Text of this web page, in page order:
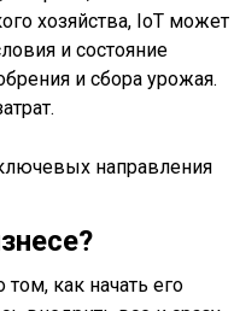
хозяйства, IoT может
и состояние
и сбора урожая.
как начать его